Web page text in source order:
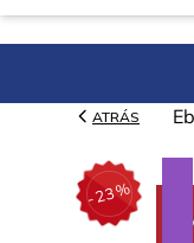
ATRÁS
-23%